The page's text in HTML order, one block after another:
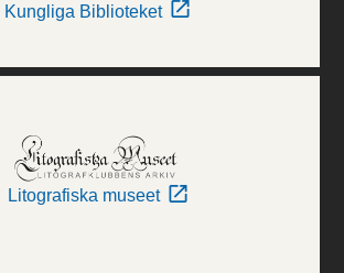
Kungliga Biblioteket
Litografiska museet